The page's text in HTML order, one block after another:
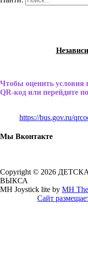
Чтобы оценить условия
QR-код или перейдите
https://bus.gov.ru/
Мы Вконтакте
Copyright © 2026
ВЫКСА
MH Joystick lite by MH
Сайт